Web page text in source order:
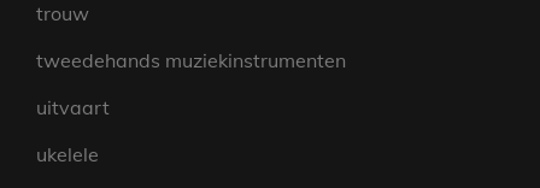
trouw
tweedehands muziekinstrumenten
uitvaart
ukelele